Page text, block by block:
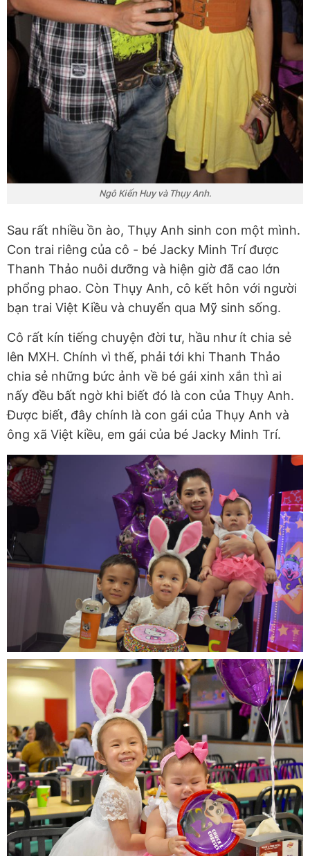
Ngô Kiến Huy và Thụy Anh.
Sau rất nhiều ồn ào, Thụy Anh sinh con một mình.
Con trai riêng của cô - bé Jacky Minh Trí được
Thanh Thảo nuôi dưỡng và hiện giờ đã cao lớn
phổng phao. Còn Thụy Anh, cô kết hôn với người
bạn trai Việt Kiều và chuyển qua Mỹ sinh sống.
Cô rất kín tiếng chuyện đời tư, hầu như ít chia sẻ
lên MXH. Chính vì thế, phải tới khi Thanh Thảo
chia sẻ những bức ảnh về bé gái xinh xắn thì ai
nấy đều bất ngờ khi biết đó là con của Thụy Anh.
Được biết, đây chính là con gái của Thụy Anh và
ông xã Việt kiều, em gái của bé Jacky Minh Trí.